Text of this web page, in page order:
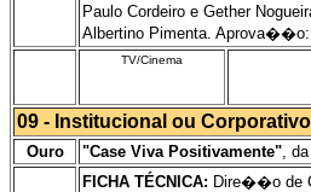
Paulo Cordeiro e Gether
Albertino Pimenta. Aprova��o:
TV/Cinema
09 - Institucional ou Corporativo
Ouro "Case Viva Positivamente",
FICHA TÉCNICA: Dire��o de